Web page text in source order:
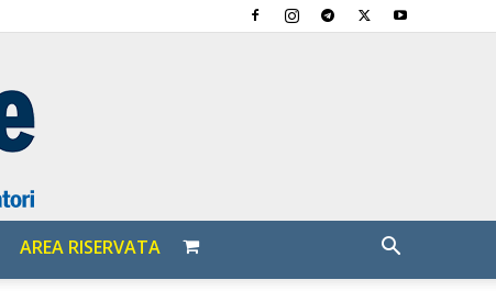
AREA RISERVATA